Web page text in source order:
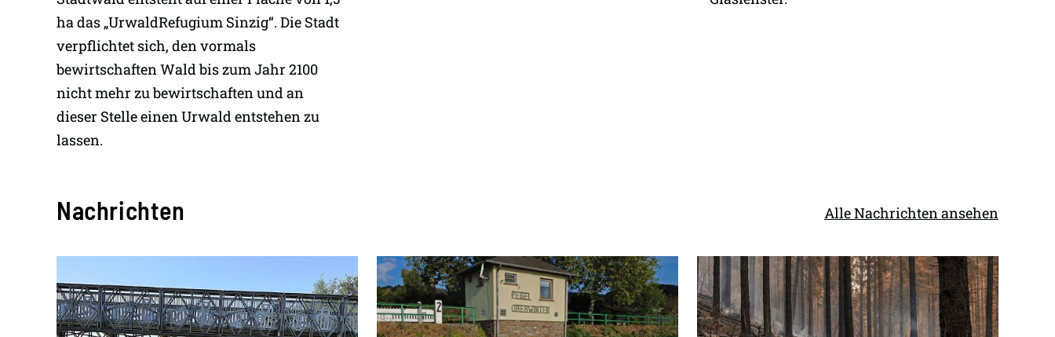
ha das „UrwaldRefugium Sinzig“. Die Stadt
verpflichtet sich, den vormals
bewirtschaften Wald bis zum Jahr 2100
nicht mehr zu bewirtschaften und an
dieser Stelle einen Urwald entstehen zu
lassen.
Nachrichten Alle Nachrichten ansehen